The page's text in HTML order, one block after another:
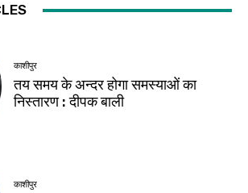
काशीपुर
तय समय के अन्दर होगा समस्याओं का
निस्तारण : दीपक बाली
काशीपुर